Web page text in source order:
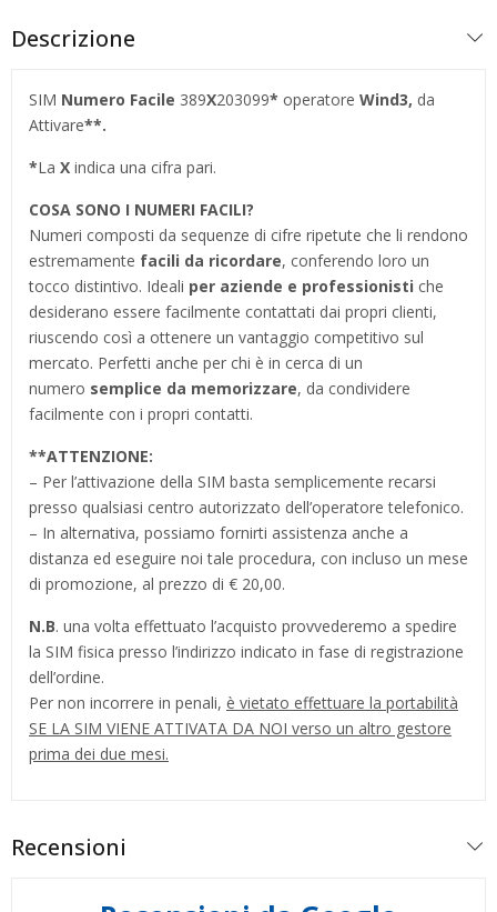
Descrizione
SIM Numero Facile 389X203099* operatore Wind3, da
Attivare**.
*La X indica una cifra pari.
COSA SONO I NUMERI FACILI?
Numeri composti da sequenze di cifre ripetute che li rendono
estremamente facili da ricordare, conferendo loro un
tocco distintivo. Ideali per aziende e professionisti che
desiderano essere facilmente contattati dai propri clienti,
riuscendo così a ottenere un vantaggio competitivo sul
mercato. Perfetti anche per chi è in cerca di un
numero semplice da memorizzare, da condividere
facilmente con i propri contatti.
**ATTENZIONE:
– Per l’attivazione della SIM basta semplicemente recarsi
presso qualsiasi centro autorizzato dell’operatore telefonico.
– In alternativa, possiamo fornirti assistenza anche a
distanza ed eseguire noi tale procedura, con incluso un mese
di promozione, al prezzo di € 20,00.
N.B. una volta effettuato l’acquisto provvederemo a spedire
la SIM fisica presso l’indirizzo indicato in fase di registrazione
dell’ordine.
Per non incorrere in penali, è vietato effettuare la portabilità
SE LA SIM VIENE ATTIVATA DA NOI verso un altro gestore
prima dei due mesi.
Recensioni